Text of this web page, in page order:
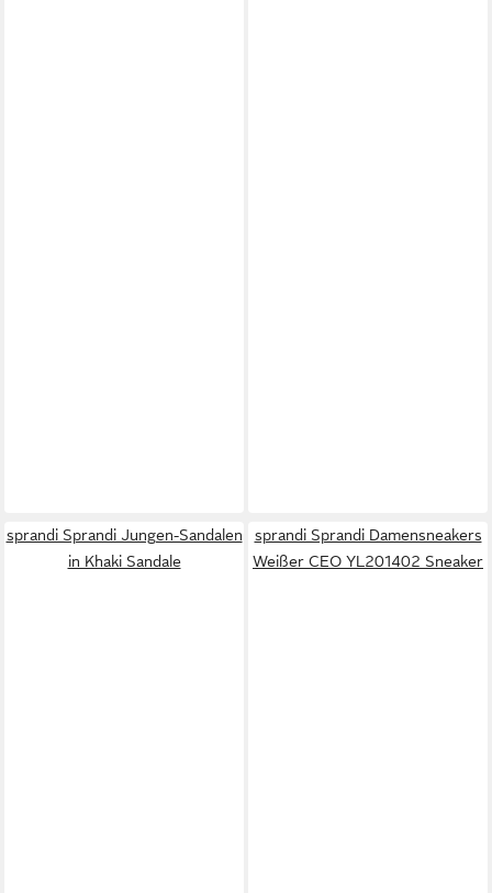
sprandi Sprandi Jungen-Sandalen
in Khaki Sandale
sprandi Sprandi Damensneakers
Weißer CEO YL201402 Sneaker